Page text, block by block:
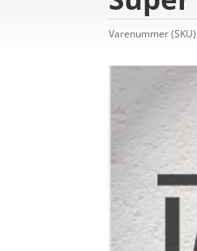
Varenummer